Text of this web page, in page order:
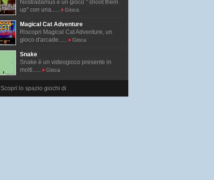
Nostradamus è un gioco " shoot them
up" con una......
Gioca
Magical Cat Adventure
Riscopri Magical Cat Adventure, un
gioco d'arcade......
Gioca
Snake
Snake è un videogioco presente in
molti......
Gioca
Scopri lo spazio giochi di